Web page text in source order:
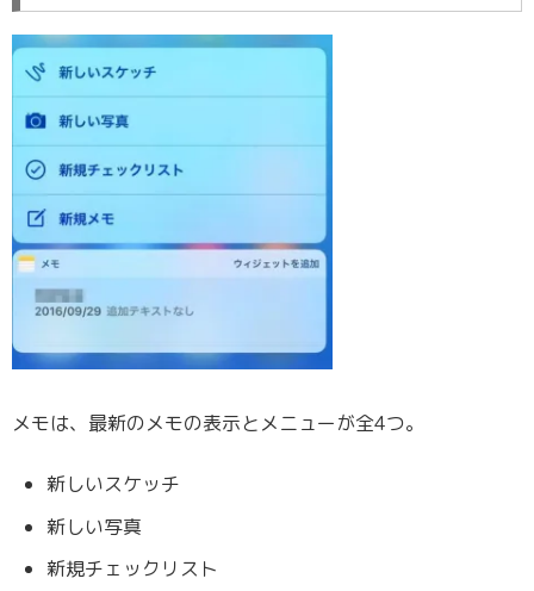
メモは、最新のメモの表示とメニューが全4つ。
新しいスケッチ
新しい写真
新規チェックリスト